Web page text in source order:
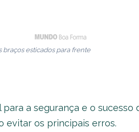
esticados para frente
a segurança e o sucesso
evitar os principais erros.